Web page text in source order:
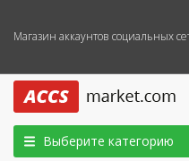
Магазин аккаунтов социальных
Выберите категорию